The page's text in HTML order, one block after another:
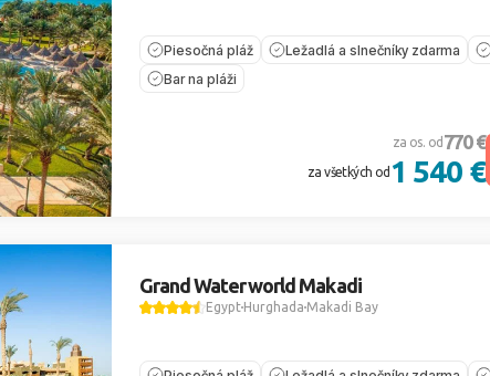
Piesočná pláž Ležadlá a slnečníky zdarma
Bar na pláži
za os. od 770 €
za všetkých od 1 540 €
Grand Waterworld Makadi
EgyptHurghadaMakadi Bay